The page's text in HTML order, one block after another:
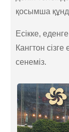
қосымша
Есікке,
Кангтон
сенеміз.